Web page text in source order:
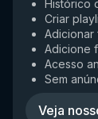
Histórico
Criar
Adicionar
Adicione
Acesso
Sem
Veja